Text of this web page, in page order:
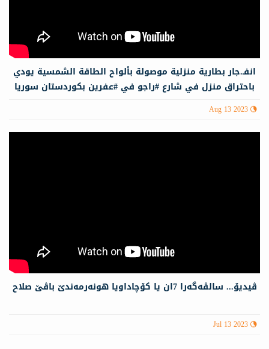
انفـ.جار بطارية منزلية موصولة بألواح الطاقة الشمسية يودي
باحتراق منزل في شارع #راجو في #عفرين بكوردستان سوريا
Aug 13 2023
ڤیدیۆ... سالڤەگەرا 7ان یا كۆچاداویا هونەرمەندێ باڤێ صلاح
Jul 13 2023